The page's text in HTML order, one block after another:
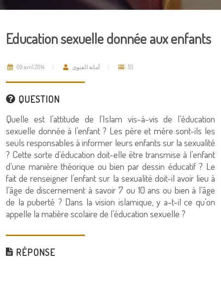
Education sexuelle donnée aux enfants
09 avril 2014 أمانة الفتوى 53
QUESTION
Quelle est l’attitude de l’Islam vis-à-vis de l’éducation
sexuelle donnée à l’enfant ? Les père et mère sont-ils les
seuls responsables à informer leurs enfants sur la sexualité
? Cette sorte d’éducation doit-elle être transmise à l’enfant
d’une manière théorique ou bien par dessin éducatif ? Le
fait de renseigner l’enfant sur la sexualité doit-il avoir lieu à
l’âge de discernement à savoir 7 ou 10 ans ou bien à l’âge
de la puberté ? Dans la vision islamique, y a-t-il ce qu’on
appelle la matière scolaire de l’éducation sexuelle ?
RÉPONSE